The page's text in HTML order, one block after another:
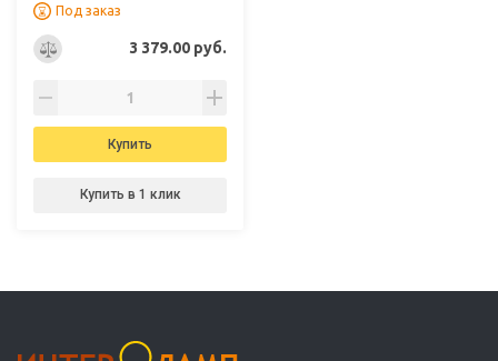
Под заказ
3 379.00 руб.
Купить
Купить в 1 клик